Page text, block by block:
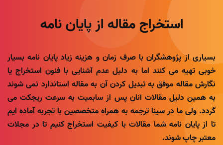
استخراج مقاله از پایان نامه
بسیاری از پژوهشگران با صرف زمان و هزینه زیاد پایان نامه بسیار
خوبی تهیه می کنند اما به دلیل عدم آشنایی با فنون استخراج یا
نگارش مقاله موفق به تبدیل کردن آن به مقاله استاندارد نمی شوند
به همین دلیل مقالات آنان پس از سابمیت به سرعت ریجکت می
گردد. ولی ما در سینا ترجمه به همراه متخصصین با تجربه آماده ایم
تا از پایان نامه شما مقالات با کیفیت استخراج کنیم تا در مجلات
معتبر چاپ شوند.